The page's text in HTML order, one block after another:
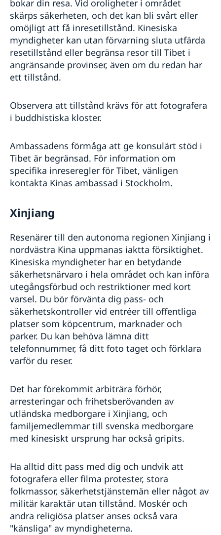
bokar din resa. Vid oroligheter i området
skärps säkerheten, och det kan bli svårt eller
omöjligt att få inresetillstånd. Kinesiska
myndigheter kan utan förvarning sluta utfärda
resetillstånd eller begränsa resor till Tibet i
angränsande provinser, även om du redan har
ett tillstånd.
Observera att tillstånd krävs för att fotografera
i buddhistiska kloster.
Ambassadens förmåga att ge konsulärt stöd i
Tibet är begränsad. För information om
specifika inreseregler för Tibet, vänligen
kontakta Kinas ambassad i Stockholm.
Xinjiang
Resenärer till den autonoma regionen Xinjiang i
nordvästra Kina uppmanas iaktta försiktighet.
Kinesiska myndigheter har en betydande
säkerhetsnärvaro i hela området och kan införa
utegångsförbud och restriktioner med kort
varsel. Du bör förvänta dig pass- och
säkerhetskontroller vid entréer till offentliga
platser som köpcentrum, marknader och
parker. Du kan behöva lämna ditt
telefonnummer, få ditt foto taget och förklara
varför du reser.
Det har förekommit arbiträra förhör,
arresteringar och frihetsberövanden av
utländska medborgare i Xinjiang, och
familjemedlemmar till svenska medborgare
med kinesiskt ursprung har också gripits.
Ha alltid ditt pass med dig och undvik att
fotografera eller filma protester, stora
folkmassor, säkerhetstjänstemän eller något av
militär karaktär utan tillstånd. Moskér och
andra religiösa platser anses också vara
"känsliga" av myndigheterna.